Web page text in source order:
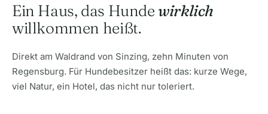
Ein Haus, das Hunde wirklich
willkommen heißt.
Direkt am Waldrand von Sinzing, zehn Minuten von
Regensburg. Für Hundebesitzer heißt das: kurze Wege,
viel Natur, ein Hotel, das nicht nur toleriert.